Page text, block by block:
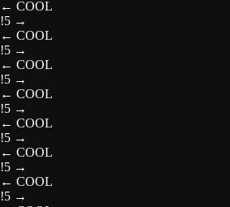
← COOL
!5 →
← COOL
!5 →
← COOL
!5 →
← COOL
!5 →
← COOL
!5 →
← COOL
!5 →
← COOL
!5 →